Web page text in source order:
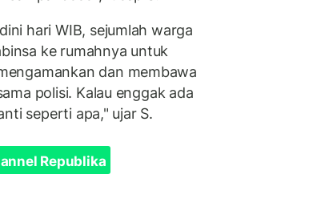
hari WIB, sejumlah warga
ke rumahnya untuk
dan membawa
polisi. Kalau enggak ada
seperti apa," ujar S.
Republika